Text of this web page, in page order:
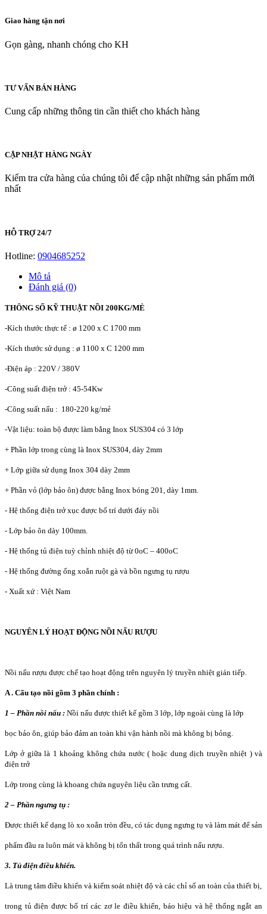
Giao hàng tận nơi
Gọn gàng, nhanh chóng cho KH
TƯ VẤN BÁN HÀNG
Cung cấp những thông tin cần thiết cho khách hàng
CẬP NHẬT HÀNG NGÀY
Kiểm tra cửa hàng của chúng tôi để cập nhật những sản phẩm mới
nhất
HỖ TRỢ 24/7
Hotline: 0904685252
Mô tả
Đánh giá (0)
THÔNG SỐ KỸ THUẬT NỒI 200KG/MẺ
-Kích thước thực tế : ø 1200 x C 1700 mm
-Kích thước sử dụng : ø 1100 x C 1200 mm
-Điện áp : 220V / 380V
-Công suất điện trở : 45-54Kw
-Công suất nấu : 180-220 kg/mẻ
-Vật liệu: toàn bộ được làm bằng Inox SUS304 có 3 lớp
+ Phần lớp trong cùng là Inox SUS304, dày 2mm
+ Lớp giữa sử dụng Inox 304 dày 2mm
+ Phần vỏ (lớp bảo ôn) được bằng Inox bóng 201, dày 1mm.
- Hệ thống điện trở xục được bố trí dưới đáy nồi
- Lớp bảo ôn dày 100mm.
- Hệ thống tủ điện tuỳ chỉnh nhiệt độ từ 0oC – 400oC
- Hệ thống đường ống xoắn ruột gà và bồn ngưng tụ rượu
- Xuất xứ : Việt Nam
NGUYÊN LÝ HOẠT ĐỘNG NỒI NẤU RƯỢU
Nồi nấu rượu được chế tạo hoạt động trên nguyên lý truyền nhiệt gián tiếp.
A . Cấu tạo nồi gồm 3 phần chính :
1 – Phần nồi nấu : Nồi nấu được thiết kế gồm 3 lớp, lớp ngoài cùng là lớp
bọc bảo ôn, giúp bảo đảm an toàn khi vận hành nồi mà không bị bỏng.
Lớp ở giữa là 1 khoảng không chứa nước ( hoặc dung dịch truyền nhiệt ) và
điện trở
Lớp trong cùng là khoang chứa nguyên liệu cần trưng cất.
2 – Phần ngưng tụ :
Được thiết kế dạng lò xo xoắn tròn đều, có tác dụng ngưng tụ và làm mát để sản
phẩm đầu ra luôn mát và không bị tổn thất trong quá trình nấu rượu.
3. Tủ điện điều khiển.
Là trung tâm điều khiển và kiểm soát nhiệt độ và các chỉ số an toàn của thiết bị,
trong tủ điện được bố trí các zơ le điều khiển, báo hiệu và hệ thống ngắt an